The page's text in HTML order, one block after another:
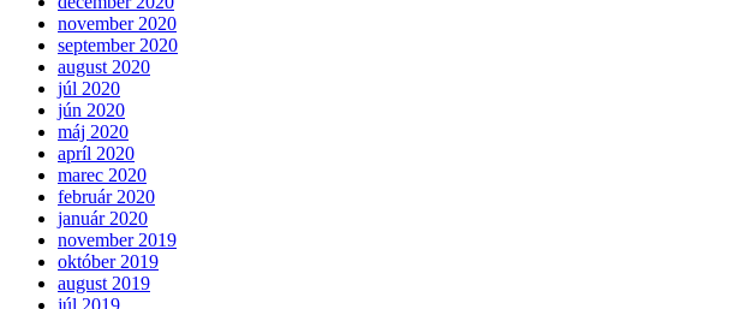
november 2020
september 2020
august 2020
júl 2020
jún 2020
máj 2020
apríl 2020
marec 2020
február 2020
január 2020
november 2019
október 2019
august 2019
júl 2019